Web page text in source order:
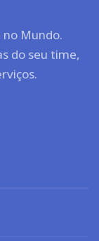
no Mundo.
do seu time,